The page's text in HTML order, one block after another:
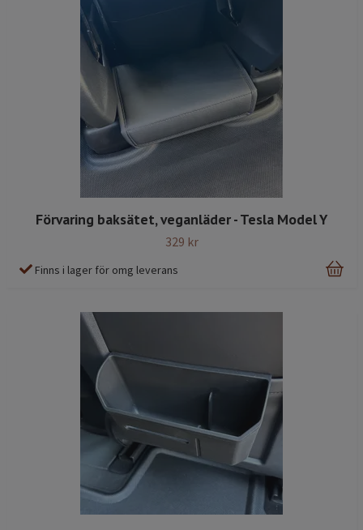
Förvaring baksätet, veganläder - Tesla Model Y
329 kr
Finns i lager för omg leverans